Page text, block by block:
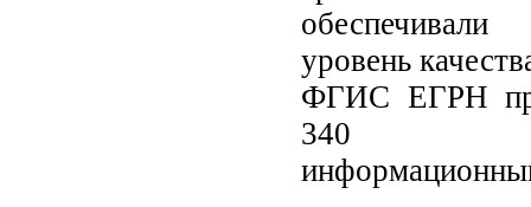
уровень
ФГИС ЕГРН
340